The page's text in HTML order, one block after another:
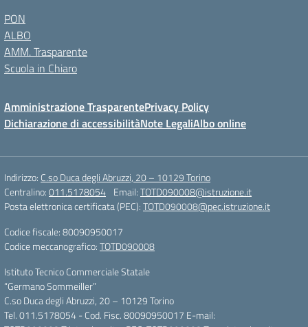
PON
ALBO
AMM. Trasparente
Scuola in Chiaro
Amministrazione TrasparentePrivacy Policy
Dichiarazione di accessibilitàNote LegaliAlbo online
Indirizzo: C.so Duca degli Abruzzi, 20 – 10129 Torino
Centralino:011.5178054 Email:TOTD090008@istruzione.it
Posta elettronica certificata (PEC):TOTD090008@pec.istruzione.it
Codice fiscale: 80090950017
Codice meccanografico:TOTD090008
Istituto Tecnico Commerciale Statale
“Germano Sommeiller”
C.so Duca degli Abruzzi, 20 – 10129 Torino
Tel. 011.5178054 - Cod. Fisc. 80090950017 E-mail: